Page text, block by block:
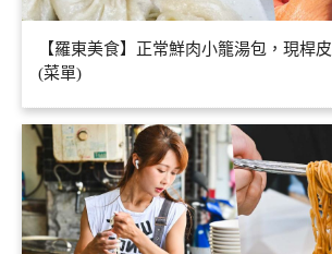
【羅東美食】正常鮮肉小籠湯包，現桿
(菜單)